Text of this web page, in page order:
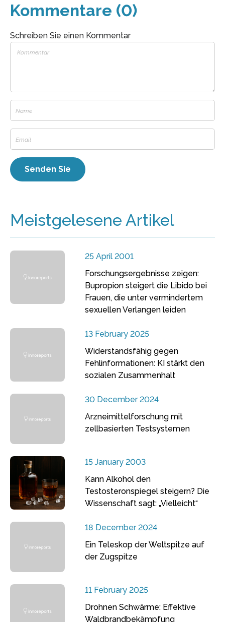
Kommentare (0)
Schreiben Sie einen Kommentar
Meistgelesene Artikel
25 April 2001
Forschungsergebnisse zeigen:
Bupropion steigert die Libido bei
Frauen, die unter vermindertem
sexuellen Verlangen leiden
13 February 2025
Widerstandsfähig gegen
Fehlinformationen: KI stärkt den
sozialen Zusammenhalt
30 December 2024
Arzneimittelforschung mit
zellbasierten Testsystemen
15 January 2003
Kann Alkohol den
Testosteronspiegel steigern? Die
Wissenschaft sagt: „Vielleicht“
18 December 2024
Ein Teleskop der Weltspitze auf
der Zugspitze
11 February 2025
Drohnen Schwärme: Effektive
Waldbrandbekämpfung